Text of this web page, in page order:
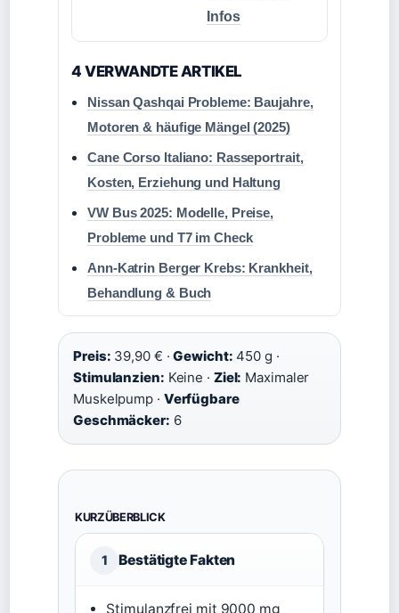
Infos
4 VERWANDTE ARTIKEL
Nissan Qashqai Probleme: Baujahre,
Motoren & häufige Mängel (2025)
Cane Corso Italiano: Rasseportrait,
Kosten, Erziehung und Haltung
VW Bus 2025: Modelle, Preise,
Probleme und T7 im Check
Ann-Katrin Berger Krebs: Krankheit,
Behandlung & Buch
Preis: 39,90 € ·Gewicht: 450 g ·
Stimulanzien: Keine · Ziel: Maximaler
Muskelpump · Verfügbare
Geschmäcker: 6
KURZÜBERBLICK
1 Bestätigte Fakten
Stimulanzfrei mit 9000 mg